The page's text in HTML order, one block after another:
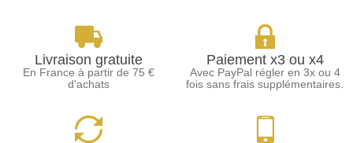
Livraison gratuite
En France à partir de 75 €
d'achats
Paiement x3 ou x4
Avec PayPal régler en 3x ou 4
fois sans frais supplémentaires.